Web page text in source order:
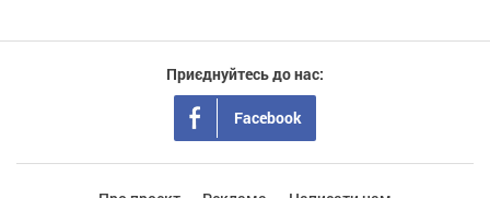
Приєднуйтесь до нас:
Facebook